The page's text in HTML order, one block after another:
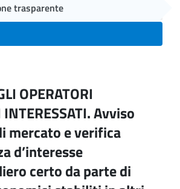
trasparente
OPERATORI
Avviso
mercato e verifica
d’interesse
certo da parte di